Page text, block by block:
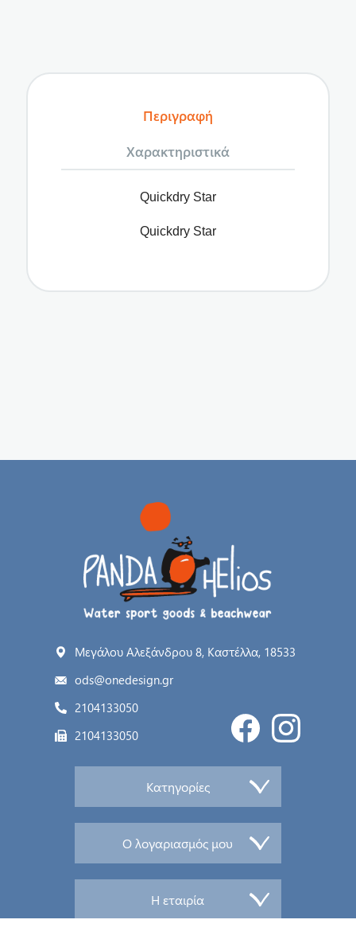
Περιγραφή
Χαρακτηριστικά
Quickdry Star
Quickdry Star
Μεγάλου Αλεξάνδρου 8, Καστέλλα, 18533
ods@onedesign.gr
2104133050
2104133050
Κατηγορίες
Ο λογαριασμός μου
Η εταιρία